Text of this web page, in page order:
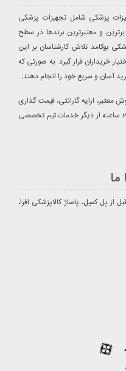
پزشکی شامل تجهیزات پزشکی
و معتبرترین برندها در سطح
یوکامد تلاش کارشناسان بر این
خریداران قرار گیرد. به صورتی که
آسان و سریع خود را انجام دهند.
معتبر، ارایه گارانتی، قیمت گذاری
طبق نرخ قیمت گذاری شرکتی و پشتیبانی 24 ساعته از دیگر خدمات تیم تخصصی
ما
از پل کمیل، پاساژ کالاپزشکی افرا،